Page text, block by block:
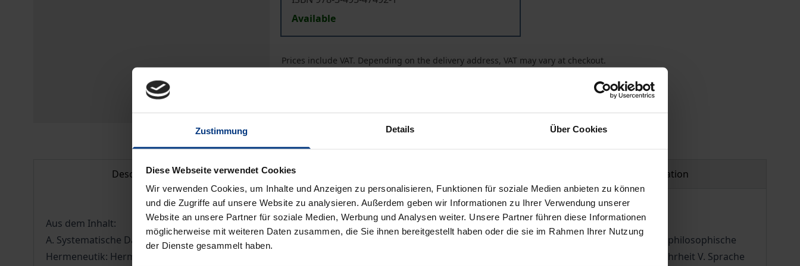
Zustimmung Details Über Cookies
Diese Webseite verwendet Cookies
Wir verwenden Cookies, um Inhalte und Anzeigen zu personalisieren, Funktionen für soziale Medien anbieten zu können
und die Zugriffe auf unsere Website zu analysieren. Außerdem geben wir Informationen zu Ihrer Verwendung unserer
Website an unsere Partner für soziale Medien, Werbung und Analysen weiter. Unsere Partner führen diese Informationen
möglicherweise mit weiteren Daten zusammen, die Sie ihnen bereitgestellt haben oder die sie im Rahmen Ihrer Nutzung
der Dienste gesammelt haben.
Available
Prices include VAT. Depending on the delivery address, VAT may vary at checkout.
Description Product safety information
Aus dem Inhalt:
A. Systematische Darstellung einer philosophischen Hermeneutik I. Was ist philosophische Hermeneutik? Zur Terminologie II. Wege in die philosophische
Hermeneutik: Hermeneutik im alltäglichen Leben III. Verstehen und Auslegen IV. Hermeneutik und Wahrheit: Verstehen, Auslegen und Wahrheit V. Sprache